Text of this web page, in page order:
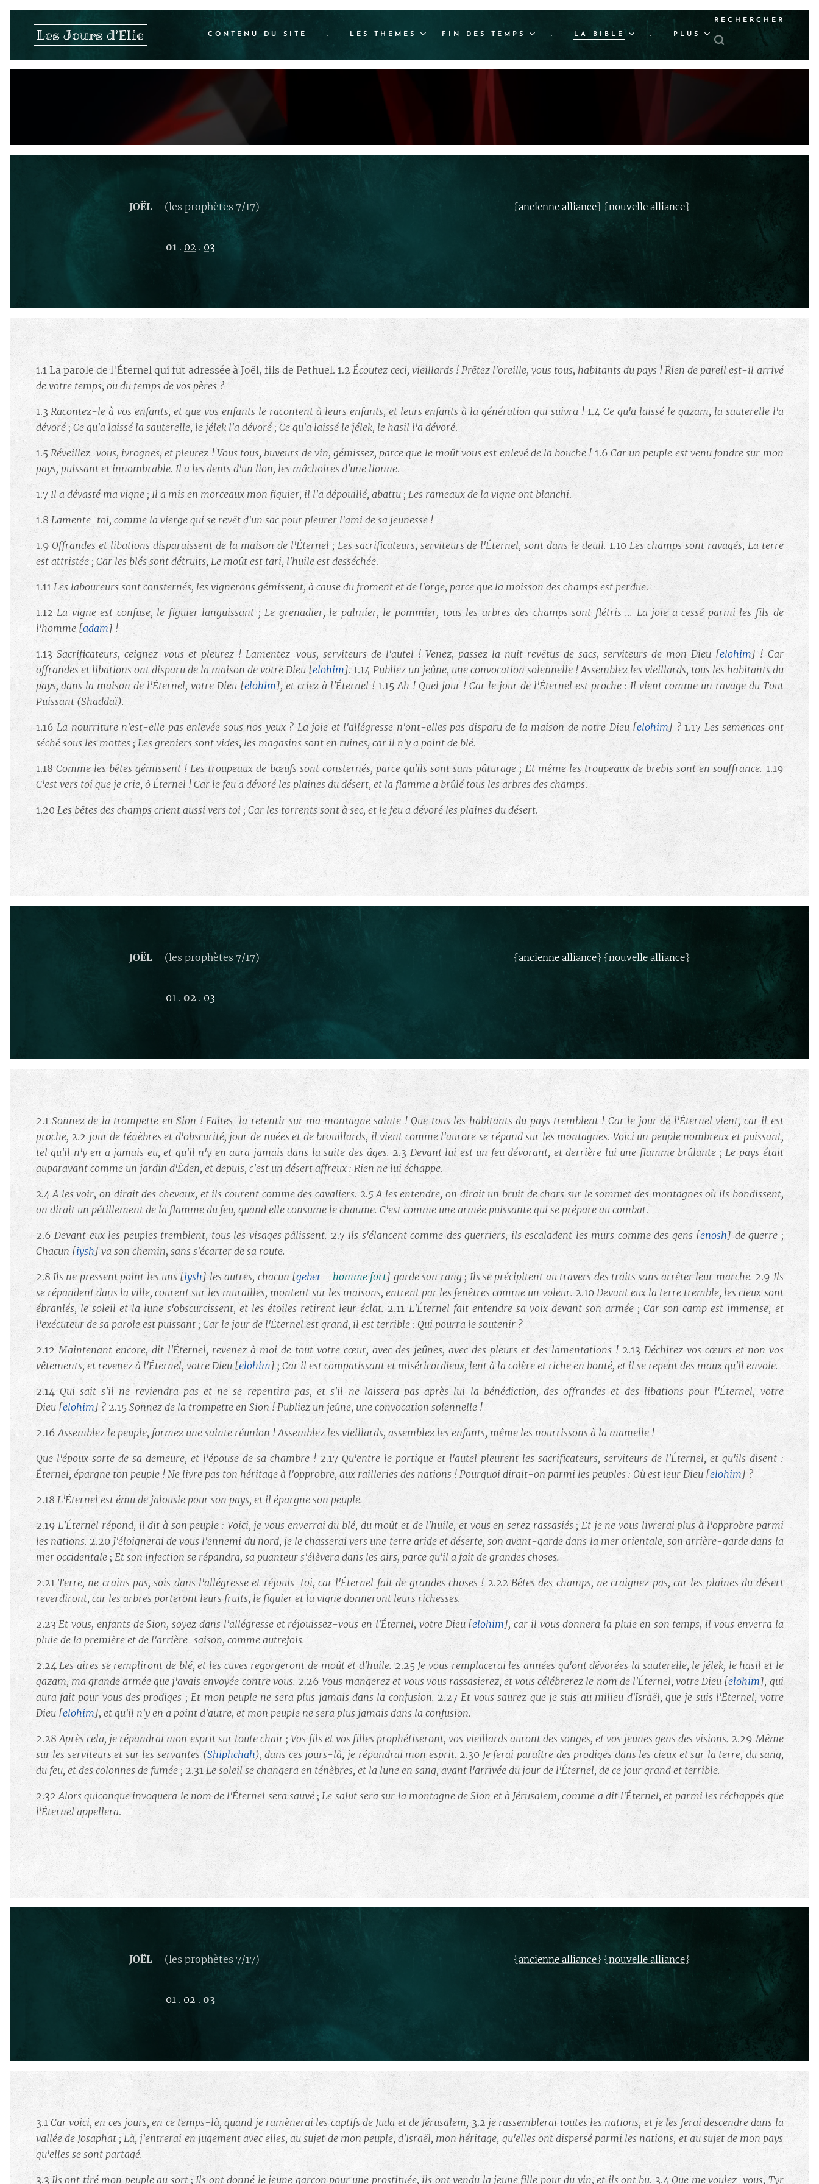
Les Jours d'Elie CONTENU DU SITE . LES THEMES FIN DES TEMPS . LA BIBLE . PLUS
RECHERCHER
JOËL (les prophètes 7/17) {ancienne alliance} {nouvelle alliance}
01 . 02 . 03
1.1 La parole de l'Éternel qui fut adressée à Joël, fils de Pethuel. 1.2Écoutez ceci, vieillards ! Prêtez l'oreille, vous tous, habitants du pays ! Rien de pareil est-il arrivé
de votre temps, ou du temps de vos pères ?
1.3Racontez-le à vos enfants, et que vos enfants le racontent à leurs enfants, et leurs enfants à la génération qui suivra !1.4 Ce qu'a laissé le gazam, la sauterelle l'a
dévoré ; Ce qu'a laissé la sauterelle, le jélek l'a dévoré ; Ce qu'a laissé le jélek, le hasil l'a dévoré.
1.5 Réveillez-vous, ivrognes, et pleurez ! Vous tous, buveurs de vin, gémissez, parce que le moût vous est enlevé de la bouche ! 1.6 Car un peuple est venu fondre sur mon
pays, puissant et innombrable. Il a les dents d'un lion, les mâchoires d'une lionne.
1.7 Il a dévasté ma vigne ; Il a mis en morceaux mon figuier, il l'a dépouillé, abattu ; Les rameaux de la vigne ont blanchi.
1.8 Lamente-toi, comme la vierge qui se revêt d'un sac pour pleurer l'ami de sa jeunesse !
1.9 Offrandes et libations disparaissent de la maison de l'Éternel ; Les sacrificateurs, serviteurs de l'Éternel, sont dans le deuil. 1.10 Les champs sont ravagés, La terre
est attristée ; Car les blés sont détruits, Le moût est tari, l'huile est desséchée.
1.11 Les laboureurs sont consternés, les vignerons gémissent, à cause du froment et de l'orge, parce que la moisson des champs est perdue.
1.12La vigne est confuse, le figuier languissant ; Le grenadier, le palmier, le pommier, tous les arbres des champs sont flétris ... La joie a cessé parmi les fils de
l'homme [adam] !
1.13 Sacrificateurs, ceignez-vous et pleurez ! Lamentez-vous, serviteurs de l'autel ! Venez, passez la nuit revêtus de sacs, serviteurs de mon Dieu [elohim] ! Car
offrandes et libations ont disparu de la maison de votre Dieu [elohim]. 1.14 Publiez un jeûne, une convocation solennelle ! Assemblez les vieillards, tous les habitants du
pays, dans la maison de l'Éternel, votre Dieu [elohim], et criez à l'Éternel !1.15Ah ! Quel jour ! Car le jour de l'Éternel est proche : Il vient comme un ravage du Tout
Puissant (Shaddaï).
1.16 La nourriture n'est-elle pas enlevée sous nos yeux ? La joie et l'allégresse n'ont-elles pas disparu de la maison de notre Dieu [elohim] ? 1.17 Les semences ont
séché sous les mottes ; Les greniers sont vides, les magasins sont en ruines, car il n'y a point de blé.
1.18 Comme les bêtes gémissent ! Les troupeaux de bœufs sont consternés, parce qu'ils sont sans pâturage ; Et même les troupeaux de brebis sont en souffrance. 1.19
C'est vers toi que je crie, ô Éternel ! Car le feu a dévoré les plaines du désert, et la flamme a brûlé tous les arbres des champs.
1.20 Les bêtes des champs crient aussi vers toi ; Car les torrents sont à sec, et le feu a dévoré les plaines du désert.
JOËL (les prophètes 7/17) {ancienne alliance} {nouvelle alliance}
01 . 02 . 03
2.1 Sonnez de la trompette en Sion ! Faites-la retentir sur ma montagne sainte ! Que tous les habitants du pays tremblent ! Car le jour de l'Éternel vient, car il est
proche, 2.2 jour de ténèbres et d'obscurité, jour de nuées et de brouillards, il vient comme l'aurore se répand sur les montagnes. Voici un peuple nombreux et puissant,
tel qu'il n'y en a jamais eu, et qu'il n'y en aura jamais dans la suite des âges.2.3 Devant lui est un feu dévorant, et derrière lui une flamme brûlante ; Le pays était
auparavant comme un jardin d'Éden, et depuis, c'est un désert affreux : Rien ne lui échappe.
2.4A les voir, on dirait des chevaux, et ils courent comme des cavaliers. 2.5A les entendre, on dirait un bruit de chars sur le sommet des montagnes où ils bondissent,
on dirait un pétillement de la flamme du feu, quand elle consume le chaume. C'est comme une armée puissante qui se prépare au combat.
2.6 Devant eux les peuples tremblent, tous les visages pâlissent. 2.7 Ils s'élancent comme des guerriers, ils escaladent les murs comme des gens [enosh]de guerre ;
Chacun [iysh] va son chemin, sans s'écarter de sa route.
2.8 Ils ne pressent point les uns[iysh]les autres, chacun [geber - homme fort] garde son rang ; Ils se précipitent au travers des traits sans arrêter leur marche. 2.9 Ils
se répandent dans la ville, courent sur les murailles, montent sur les maisons, entrent par les fenêtres comme un voleur.2.10 Devant eux la terre tremble, les cieux sont
ébranlés, le soleil et la lune s'obscurcissent, et les étoiles retirent leur éclat. 2.11 L'Éternel fait entendre sa voix devant son armée ; Car son camp est immense, et
l'exécuteur de sa parole est puissant ; Car le jour de l'Éternel est grand, il est terrible : Qui pourra le soutenir ?
2.12Maintenant encore, dit l'Éternel, revenez à moi de tout votre cœur, avec des jeûnes, avec des pleurs et des lamentations ! 2.13 Déchirez vos cœurs et non vos
vêtements, et revenez à l'Éternel, votre Dieu[elohim] ; Car il est compatissant et miséricordieux, lent à la colère et riche en bonté, et il se repent des maux qu'il envoie.
2.14 Qui sait s'il ne reviendra pas et ne se repentira pas, et s'il ne laissera pas après lui la bénédiction, des offrandes et des libations pour l'Éternel, votre
Dieu [elohim] ? 2.15 Sonnez de la trompette en Sion ! Publiez un jeûne, une convocation solennelle !
2.16Assemblez le peuple, formez une sainte réunion ! Assemblez les vieillards, assemblez les enfants, même les nourrissons à la mamelle !
Que l'époux sorte de sa demeure, et l'épouse de sa chambre ! 2.17 Qu'entre le portique et l'autel pleurent les sacrificateurs, serviteurs de l'Éternel, et qu'ils disent :
Éternel, épargne ton peuple ! Ne livre pas ton héritage à l'opprobre, aux railleries des nations ! Pourquoi dirait-on parmi les peuples : Où est leur Dieu [elohim] ?
2.18 L'Éternel est ému de jalousie pour son pays, et il épargne son peuple.
2.19L'Éternel répond, il dit à son peuple : Voici, je vous enverrai du blé, du moût et de l'huile, et vous en serez rassasiés ; Et je ne vous livrerai plus à l'opprobre parmi
les nations. 2.20 J'éloignerai de vous l'ennemi du nord, je le chasserai vers une terre aride et déserte, son avant-garde dans la mer orientale, son arrière-garde dans la
mer occidentale ; Et son infection se répandra, sa puanteur s'élèvera dans les airs, parce qu'il a fait de grandes choses.
2.21 Terre, ne crains pas, sois dans l'allégresse et réjouis-toi, car l'Éternel fait de grandes choses ! 2.22Bêtes des champs, ne craignez pas, car les plaines du désert
reverdiront, car les arbres porteront leurs fruits, le figuier et la vigne donneront leurs richesses.
2.23Et vous, enfants de Sion, soyez dans l'allégresse et réjouissez-vous en l'Éternel, votre Dieu [elohim], car il vous donnera la pluie en son temps, il vous enverra la
pluie de la première et de l'arrière-saison, comme autrefois.
2.24Les aires se rempliront de blé, et les cuves regorgeront de moût et d'huile.2.25 Je vous remplacerai les années qu'ont dévorées la sauterelle, le jélek, le hasil et le
gazam, ma grande armée que j'avais envoyée contre vous. 2.26Vous mangerez et vous vous rassasierez, et vous célébrerez le nom de l'Éternel, votre Dieu [elohim], qui
aura fait pour vous des prodiges ; Et mon peuple ne sera plus jamais dans la confusion. 2.27Et vous saurez que je suis au milieu d'Israël, que je suis l'Éternel, votre
Dieu [elohim], et qu'il n'y en a point d'autre, et mon peuple ne sera plus jamais dans la confusion.
2.28Après cela, je répandrai mon esprit sur toute chair ; Vos fils et vos filles prophétiseront, vos vieillards auront des songes, et vos jeunes gens des visions.2.29Même
sur les serviteurs et sur les servantes (Shiphchah), dans ces jours-là, je répandrai mon esprit. 2.30 Je ferai paraître des prodiges dans les cieux et sur la terre, du sang,
du feu, et des colonnes de fumée ; 2.31 Le soleil se changera en ténèbres, et la lune en sang, avant l'arrivée du jour de l'Éternel, de ce jour grand et terrible.
2.32Alors quiconque invoquera le nom de l'Éternel sera sauvé ; Le salut sera sur la montagne de Sion et à Jérusalem, comme a dit l'Éternel, et parmi les réchappés que
l'Éternel appellera.
JOËL (les prophètes 7/17) {ancienne alliance} {nouvelle alliance}
01 . 02 . 03
3.1 Car voici, en ces jours, en ce temps-là, quand je ramènerai les captifs de Juda et de Jérusalem, 3.2 je rassemblerai toutes les nations, et je les ferai descendre dans la
vallée de Josaphat ; Là, j'entrerai en jugement avec elles, au sujet de mon peuple, d'Israël, mon héritage, qu'elles ont dispersé parmi les nations, et au sujet de mon pays
qu'elles se sont partagé.
3.3 Ils ont tiré mon peuple au sort ; Ils ont donné le jeune garçon pour une prostituée, ils ont vendu la jeune fille pour du vin, et ils ont bu. 3.4Que me voulez-vous, Tyr